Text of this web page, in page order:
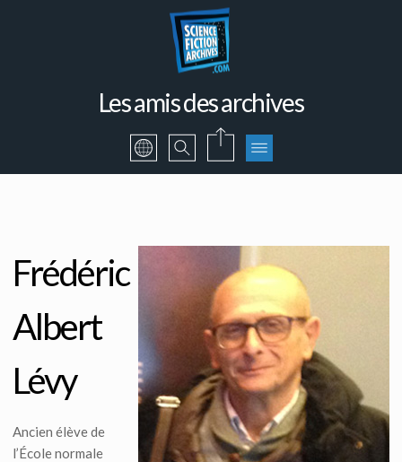
Les amis des archives
Frédéric
Albert
Lévy
Ancien élève de
l’École normale